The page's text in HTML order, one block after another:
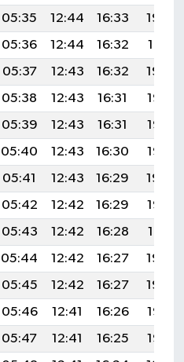
05:35 12:44 16:33
19:42
05:36 12:44 16:32
19:41
05:37 12:43 16:32
19:40
05:38 12:43 16:31
19:38
05:39 12:43 16:31
19:37
05:40 12:43 16:30
19:36
05:41 12:43 16:29
19:34
05:42 12:42 16:29
19:33
05:43 12:42 16:28
19:31
05:44 12:42 16:27
19:30
05:45 12:42 16:27
19:29
05:46 12:41 16:26
19:27
05:47 12:41 16:25
19:26